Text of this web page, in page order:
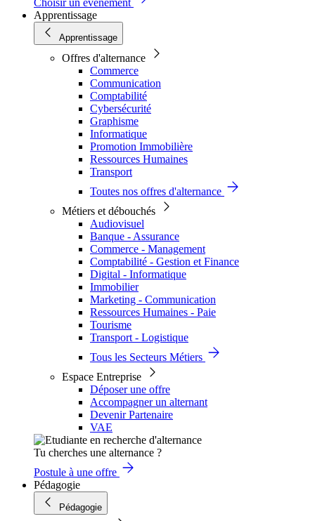
Choisir un évènement
Apprentissage
Apprentissage
Offres d'alternance
Commerce
Communication
Comptabilité
Cybersécurité
Graphisme
Informatique
Promotion Immobilière
Ressources Humaines
Transport
Toutes nos offres d'alternance
Métiers et débouchés
Audiovisuel
Banque - Assurance
Commerce - Management
Comptabilité - Gestion et Finance
Digital - Informatique
Immobilier
Marketing - Communication
Ressources Humaines - Paie
Tourisme
Transport - Logistique
Tous les Secteurs Métiers
Espace Entreprise
Déposer une offre
Accompagner un alternant
Devenir Partenaire
VAE
Tu cherches une alternance ?
Postule à une offre
Pédagogie
Pédagogie